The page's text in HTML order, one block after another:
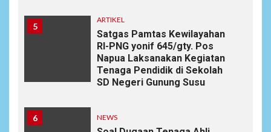
5
ARTIKEL
Satgas Pamtas Kewilayahan
RI-PNG yonif 645/gty. Pos
Napua Laksanakan Kegiatan
Tenaga Pendidik di Sekolah
SD Negeri Gunung Susu
6 NEWS